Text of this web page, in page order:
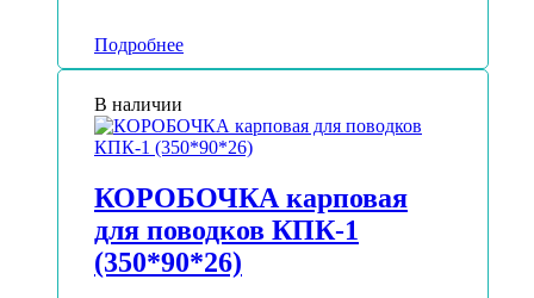
Подробнее
В наличии
КОРОБОЧКА карповая
для поводков КПК-1
(350*90*26)